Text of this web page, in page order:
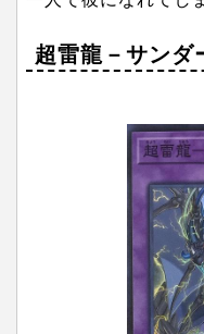
超雷龍－サンダ